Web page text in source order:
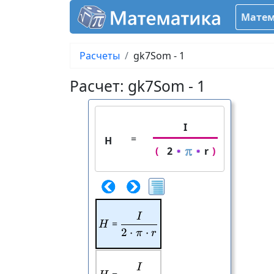
Расчеты gk7Som - 1
Расчет: gk7Som - 1
H =
I
(
2 r )
H
H =
\frac{I}{2\cdot \pi\cdot
2 ⋅ π ⋅ r
I
\frac{I}{2\cdot r\cdot
I